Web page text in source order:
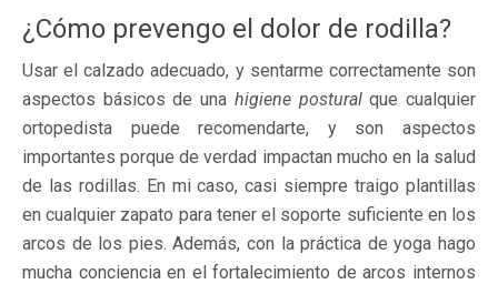
¿Cómo prevengo el dolor de rodilla?
Usar el calzado adecuado, y sentarme correctamente son
aspectos básicos de una higiene posturalque cualquier
ortopedista puede recomendarte, y son aspectos
importantes porque de verdad impactan mucho en la salud
de las rodillas. En mi caso, casi siempre traigo plantillas
en cualquier zapato para tener el soporte suficiente en los
arcos de los pies. Además, con la práctica de yoga hago
mucha conciencia en el fortalecimiento de arcos internos